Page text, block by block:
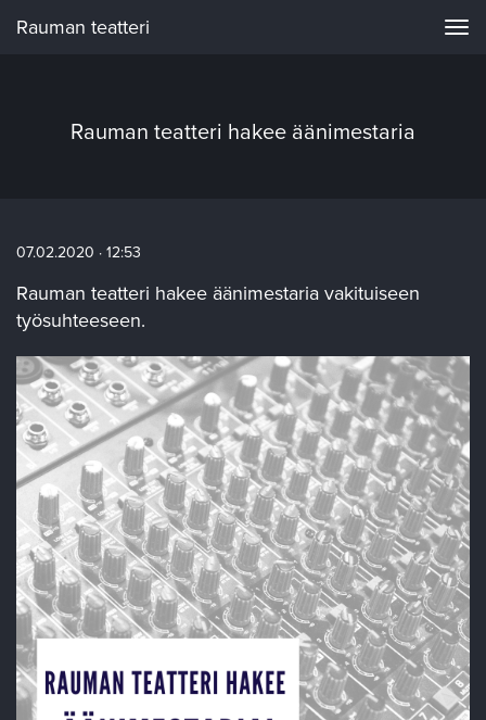
Rauman teatteri
Rauman teatteri hakee äänimestaria
07.02.2020 · 12:53
Rauman teatteri hakee äänimestaria vakituiseen
työsuhteeseen.